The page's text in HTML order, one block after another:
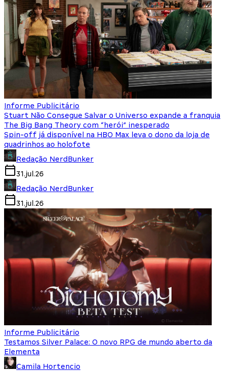
Informe Publicitário
Stuart Não Consegue Salvar o Universo expande a franquia
The Big Bang Theory com “herói” inesperado
Spin-off já disponível na HBO Max leva o dono da loja de
quadrinhos ao holofote
Redação NerdBunker
31.jul.26
Redação NerdBunker
31.jul.26
Informe Publicitário
Testamos Silver Palace: O novo RPG de mundo aberto da
Elementa
Camila Hortencio